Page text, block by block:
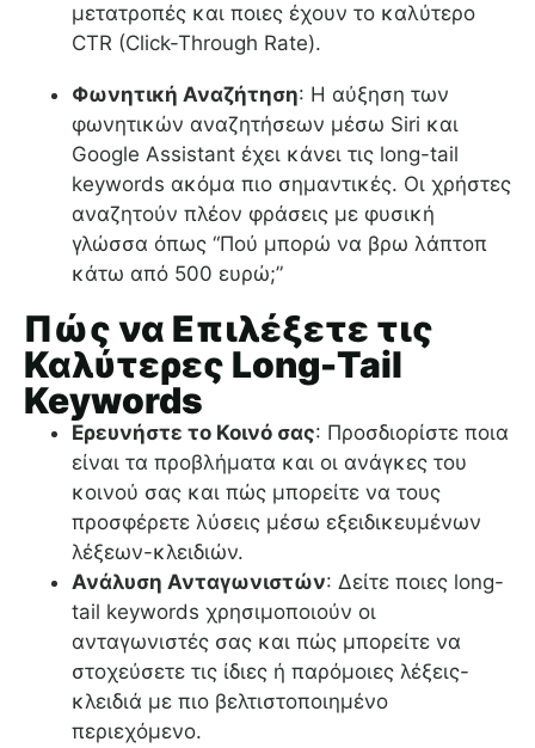
μετατροπές και ποιες έχουν το καλύτερο
CTR (Click-Through Rate).
Φωνητική Αναζήτηση: Η αύξηση των
φωνητικών αναζητήσεων μέσω Siri και
Google Assistant έχει κάνει τις long-tail
keywords ακόμα πιο σημαντικές. Οι χρήστες
αναζητούν πλέον φράσεις με φυσική
γλώσσα όπως “Πού μπορώ να βρω λάπτοπ
κάτω από 500 ευρώ;”
Πώς να Επιλέξετε τις
Καλύτερες Long-Tail
Keywords
Ερευνήστε το Κοινό σας: Προσδιορίστε ποια
είναι τα προβλήματα και οι ανάγκες του
κοινού σας και πώς μπορείτε να τους
προσφέρετε λύσεις μέσω εξειδικευμένων
λέξεων-κλειδιών.
Ανάλυση Ανταγωνιστών: Δείτε ποιες long-
tail keywords χρησιμοποιούν οι
ανταγωνιστές σας και πώς μπορείτε να
στοχεύσετε τις ίδιες ή παρόμοιες λέξεις-
κλειδιά με πιο βελτιστοποιημένο
περιεχόμενο.